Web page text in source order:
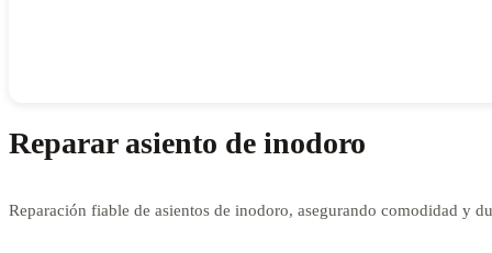
Reparar asiento de inodoro
Reparación fiable de asientos de inodoro, asegurando comodidad y